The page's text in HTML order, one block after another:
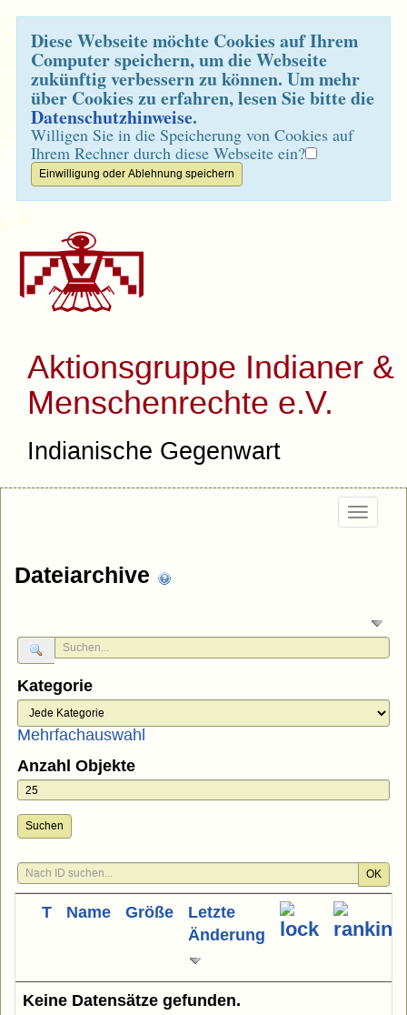
Diese Webseite möchte Cookies auf Ihrem
Computer speichern, um die Webseite
zukünftig verbessern zu können. Um mehr
über Cookies zu erfahren, lesen Sie bitte die
Datenschutzhinweise.
Willigen Sie in die Speicherung von Cookies auf
Ihrem Rechner durch diese Webseite ein?
Aktionsgruppe Indianer &
Menschenrechte e.V.
Indianische Gegenwart
Dateiarchive
Kategorie
Mehrfachauswahl
Anzahl Objekte
Suchen
OK
T Name Größe
Letzte
Änderung
Keine Datensätze gefunden.